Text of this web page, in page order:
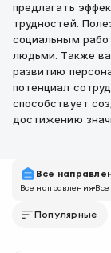
предлагать
трудностей.
социальным
людьми. Также
развитию
потенциал
способствует
достижению
Все
Все направления
Популярные